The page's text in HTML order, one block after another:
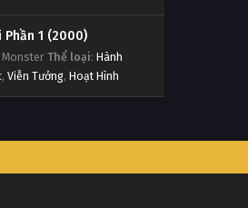
Vua Trò Chơi Phần 1 (2000)
Monster Thể loại: Hành
, Viễn Tưởng, Hoạt Hình